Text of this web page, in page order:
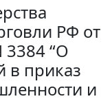
РФ от
3384 “О
в приказ
и